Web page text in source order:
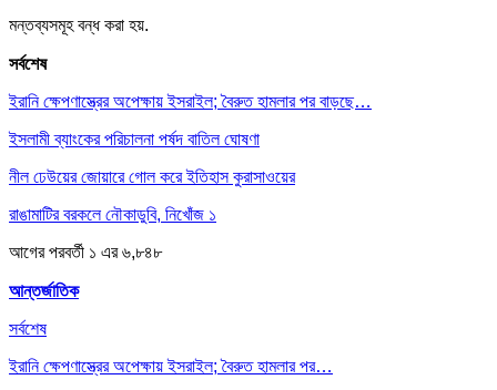
মন্তব্যসমূহ বন্ধ করা হয়.
সর্বশেষ
ইরানি ক্ষেপণাস্ত্রের অপেক্ষায় ইসরাইল; বৈরুত হামলার পর বাড়ছে…
ইসলামী ব্যাংকের পরিচালনা পর্ষদ বাতিল ঘোষণা
নীল ঢেউয়ের জোয়ারে গোল করে ইতিহাস কুরাসাওয়ের
রাঙামাটির বরকলে নৌকাডুবি, নিখোঁজ ১
আগেরপরবর্তী ১ এর ৬,৮৪৮
আন্তর্জাতিক
সর্বশেষ
ইরানি ক্ষেপণাস্ত্রের অপেক্ষায় ইসরাইল; বৈরুত হামলার পর…